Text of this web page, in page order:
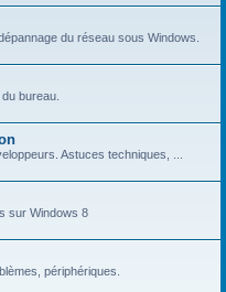
du réseau sous Windows.
bureau.
Astuces techniques, ...
sur Windows 8
périphériques.